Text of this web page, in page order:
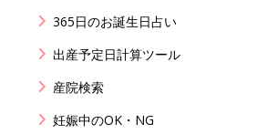
365日のお誕生日占い
出産予定日計算ツール
産院検索
妊娠中のOK・NG